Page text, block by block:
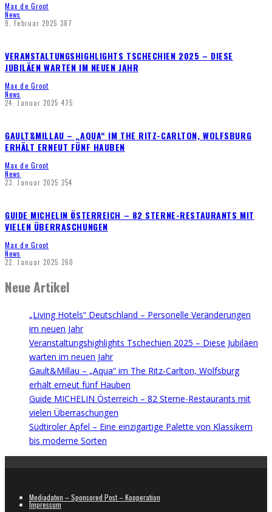
Max de Groot
News
9. Februar 2025 387
VERANSTALTUNGSHIGHLIGHTS TSCHECHIEN 2025 – DIESE
JUBILÄEN WARTEN IM NEUEN JAHR
Max de Groot
News
24. Januar 2025 475
GAULT&MILLAU – „AQUA“ IM THE RITZ-CARLTON, WOLFSBURG
ERHÄLT ERNEUT FÜNF HAUBEN
Max de Groot
News
23. Januar 2025 254
GUIDE MICHELIN ÖSTERREICH – 82 STERNE-RESTAURANTS MIT
VIELEN ÜBERRASCHUNGEN
Max de Groot
News
22. Januar 2025 260
Neue Artikel
„Living Hotels“ Deutschland – Personelle Veränderungen
im neuen Jahr
Veranstaltungshighlights Tschechien 2025 – Diese Jubiläen
warten im neuen Jahr
Gault&Millau – „Aqua“ im The Ritz-Carlton, Wolfsburg
erhält erneut fünf Hauben
Guide MICHELIN Österreich – 82 Sterne-Restaurants mit
vielen Überraschungen
Südtiroler Äpfel – Eine einzigartige Palette von Klassikern
bis moderne Sorten
Mediadaten – Sponsored Post – Kooperation
Impressum